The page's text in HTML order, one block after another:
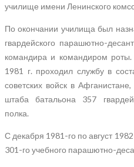
училище имени Ленинского
По окончании училища был
гвардейского парашютно-
командира и командиром
1981 г. проходил службу в
советских войск в
штаба батальона 357
полка.
С декабря 1981-го по август
301-го учебного парашютно-